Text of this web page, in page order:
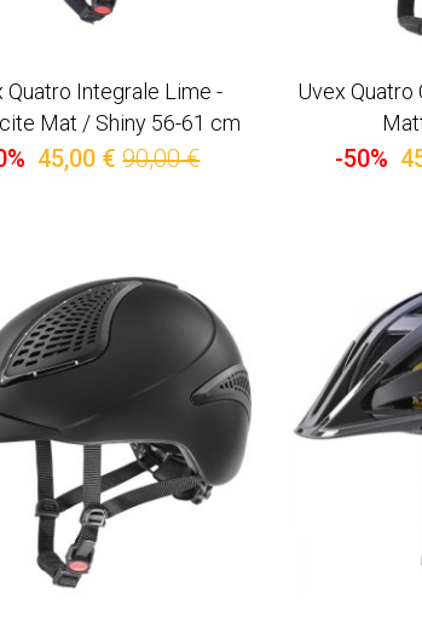
Quatro Integrale Lime -
Mat / Shiny 56-61 cm
45,00 € 90,00 €
Uvex Quatro
-50%